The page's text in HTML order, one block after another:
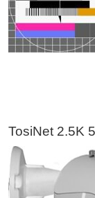
TosiNet 2.5K